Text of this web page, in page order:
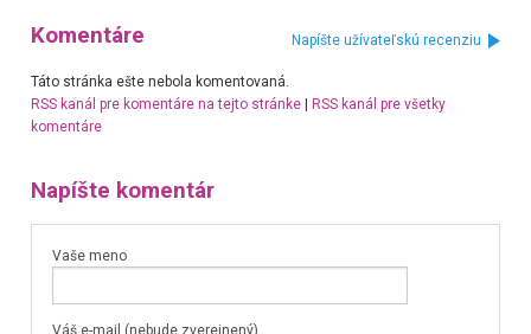
Komentáre Napíšte užívateľskú recenziu
Táto stránka ešte nebola komentovaná.
RSS kanál pre komentáre na tejto stránke|
RSS kanál pre všetky
komentáre
Napíšte komentár
Vaše meno